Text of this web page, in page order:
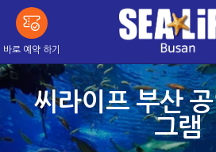
내
용
으
로
건
너
바로 예약 하기
씨라이프 부산
그램